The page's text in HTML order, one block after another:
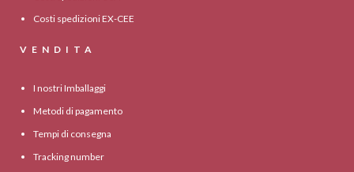
Costi spedizioni EX-CEE
VENDITA
I nostri Imballaggi
Metodi di pagamento
Tempi di consegna
Tracking number